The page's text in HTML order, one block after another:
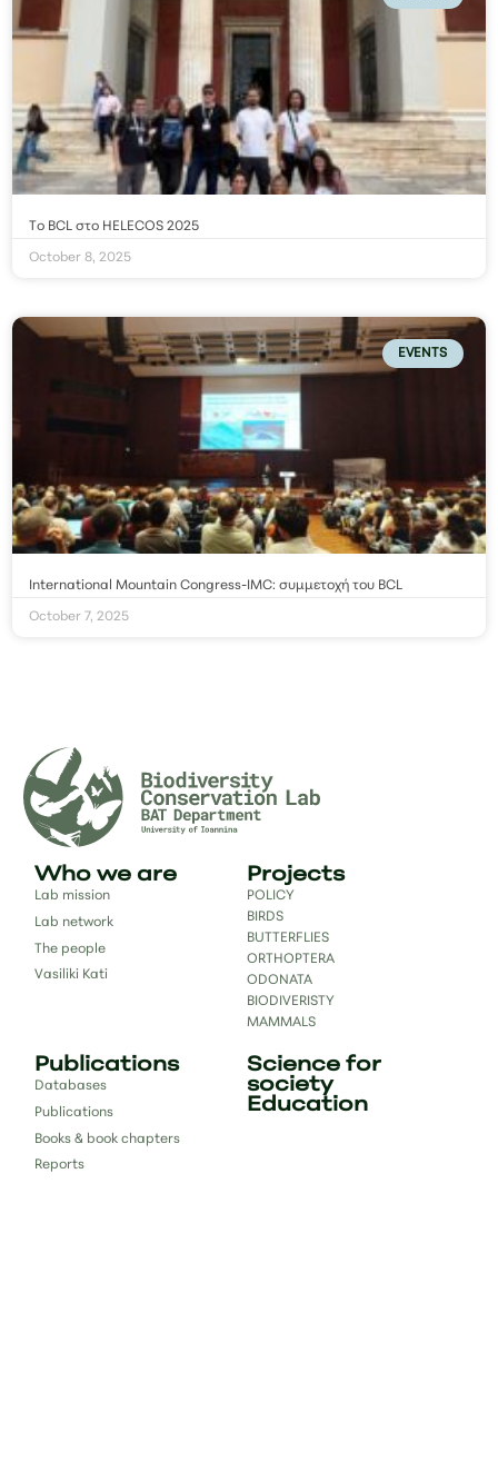
Το BCL στο HELECOS 2025
October 8, 2025
EVENTS
International Mountain Congress-IMC: συμμετοχή του BCL
October 7, 2025
Who we are
Lab mission
Lab network
The people
Vasiliki Kati
Projects
POLICY
BIRDS
BUTTERFLIES
ORTHOPTERA
ODONATA
BIODIVERISTY
MAMMALS
Publications
Databases
Publications
Books & book chapters
Reports
Science for
society
Education